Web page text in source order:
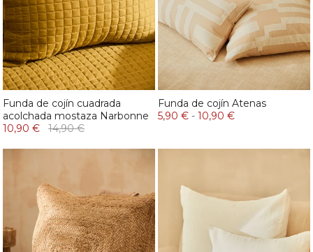
Funda de cojín cuadrada
acolchada mostaza Narbonne
10,90 €
14,90 €
Funda de cojín Atenas
5,90 € - 10,90 €